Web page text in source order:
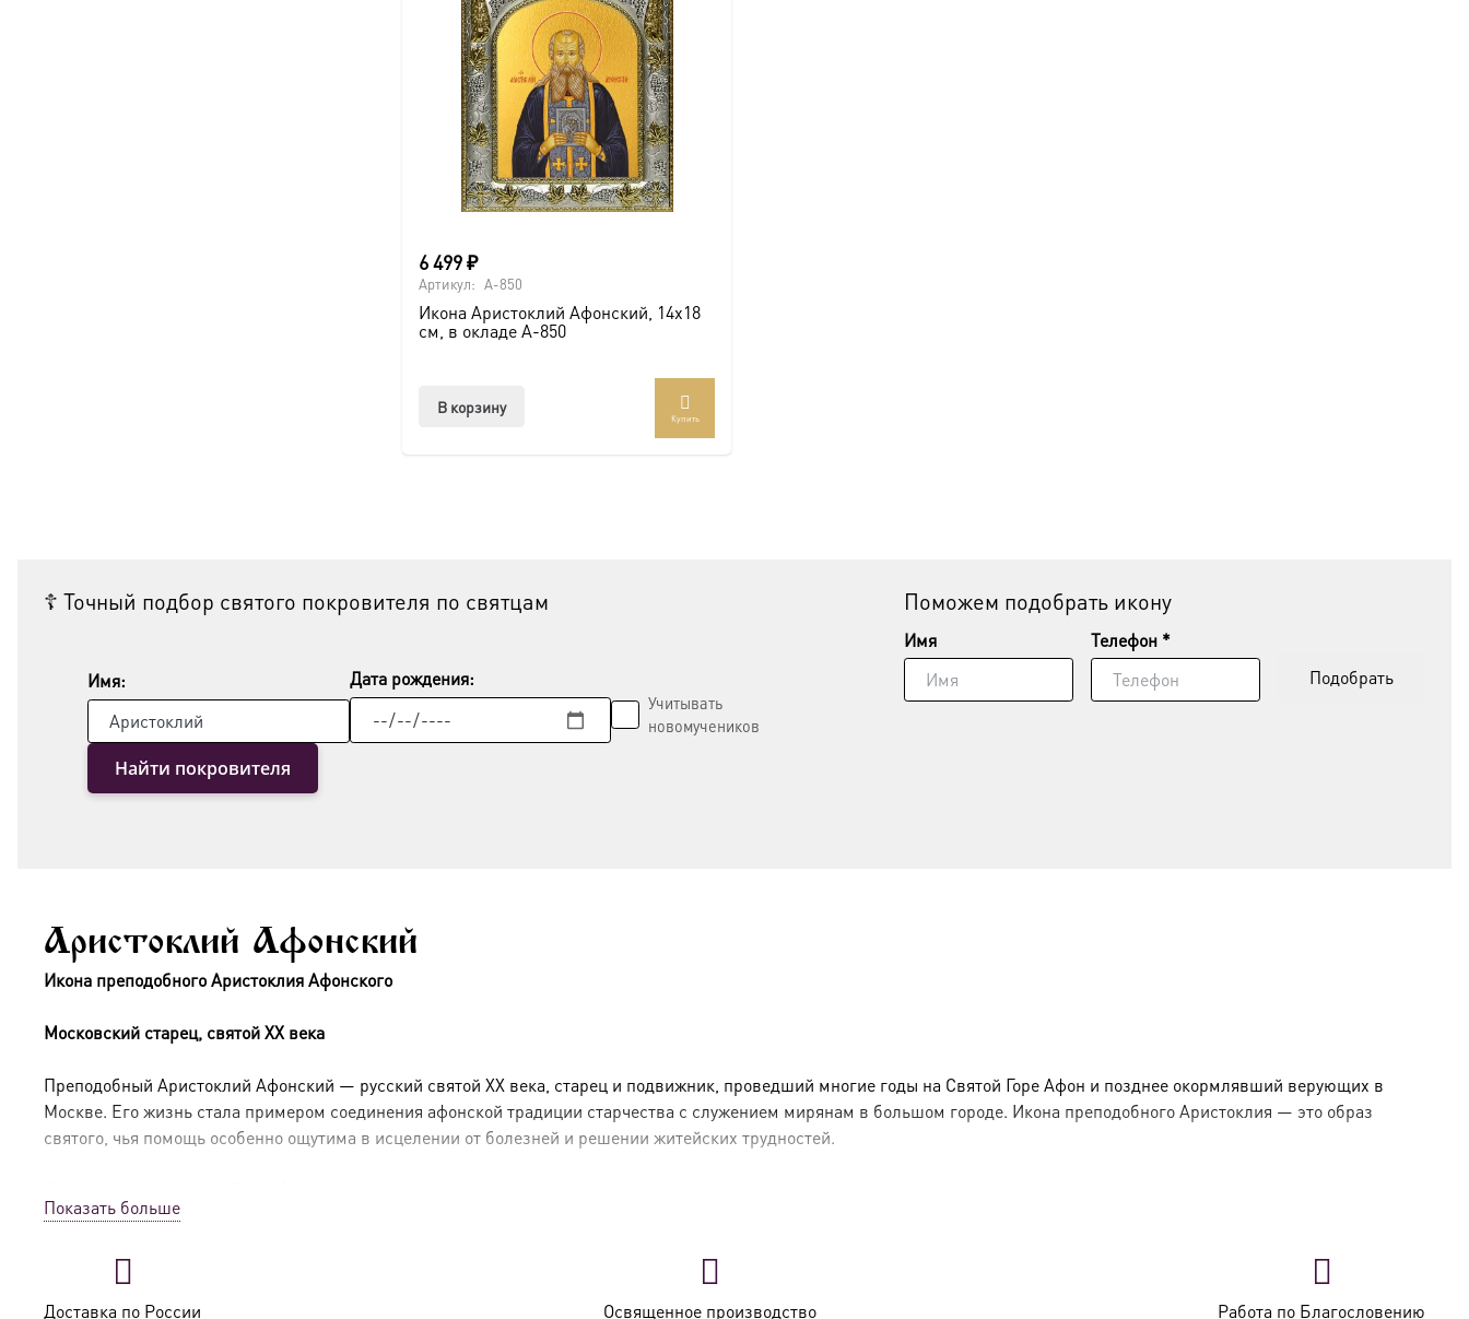
6 499₽
Артикул: A-850
Икона Аристоклий Афонский, 14х18
см, в окладе A-850
В корзину
Купить
☦ Точный подбор святого покровителя по святцам
Имя: Дата рождения:
Учитывать
новомучеников
Найти покровителя
Поможем подобрать икону
Имя
Телефон *
Подобрать
Аристоклий Афонский
Икона преподобного Аристоклия Афонского
Московский старец, святой XX века
Преподобный Аристоклий Афонский — русский святой XX века, старец и подвижник, проведший многие годы на Святой Горе Афон и позднее окормлявший верующих в
Москве. Его жизнь стала примером соединения афонской традиции старчества с служением мирянам в большом городе. Икона преподобного Аристоклия — это образ
святого, чья помощь особенно ощутима в исцелении от болезней и решении житейских трудностей.
отправился на Афон, где был пострижен в монашество с именем Аристоклий в Русском Свято-Пантелеимоновом монастыре. Прожив на Афоне около 20 лет, он стяжал
Показать больше
Доставка по России Освященное производство Работа по Благословению